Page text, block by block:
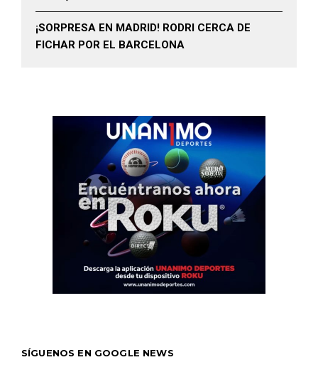
¡SORPRESA EN MADRID! RODRI CERCA DE
FICHAR POR EL BARCELONA
SÍGUENOS EN GOOGLE NEWS